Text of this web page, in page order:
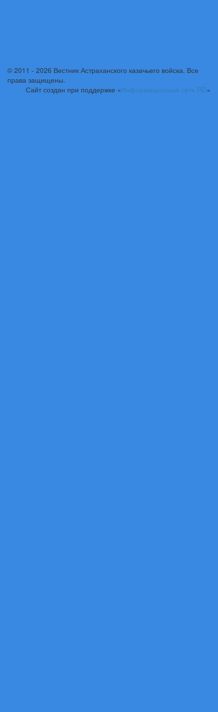
© 2011 - 2026 Вестник Астраханского казачьего войска. Все
права защищены.
Сайт создан при поддержке «Информационная сеть RD»